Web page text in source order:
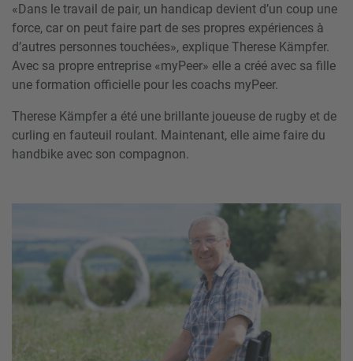
«Dans le travail de pair, un handicap devient d’un coup une
force, car on peut faire part de ses propres expériences à
d’autres personnes touchées», explique Therese Kämpfer.
Avec sa propre entreprise «myPeer» elle a créé avec sa fille
une formation officielle pour les coachs myPeer.
Therese Kämpfer a été une brillante joueuse de rugby et de
curling en fauteuil roulant. Maintenant, elle aime faire du
handbike avec son compagnon.